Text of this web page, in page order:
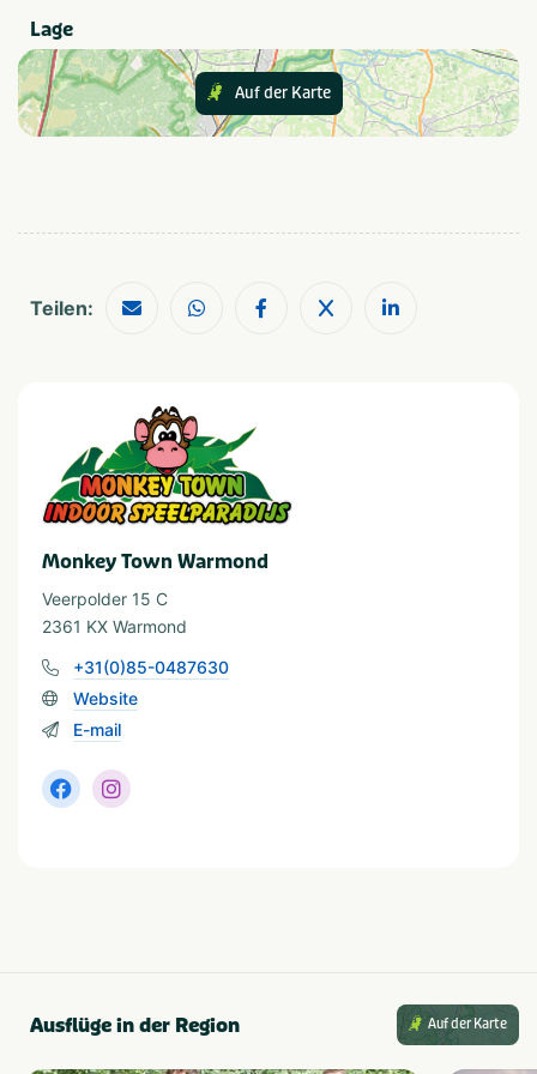
Kategorie
Pretparken
Sportief & actief
Lage
Auf der Karte
Teilen:
Monkey Town Warmond
Veerpolder 15 C
2361 KX Warmond
+31(0)85-0487630
Website
E-mail
Ausflüge in der Region Auf der Karte